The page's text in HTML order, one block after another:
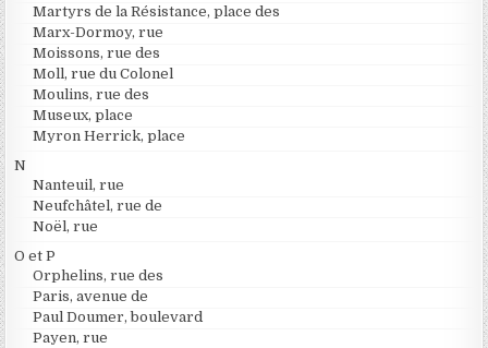
Martyrs de la Résistance, place des
Marx-Dormoy, rue
Moissons, rue des
Moll, rue du Colonel
Moulins, rue des
Museux, place
Myron Herrick, place
N
Nanteuil, rue
Neufchâtel, rue de
Noël, rue
O et P
Orphelins, rue des
Paris, avenue de
Paul Doumer, boulevard
Payen, rue